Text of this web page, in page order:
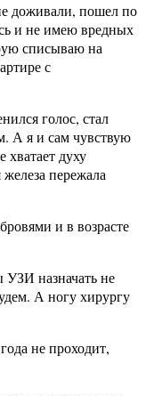
доживали, пошел по
и не имею вредных
списываю на
с
голос, стал
А я и сам чувствую
духу
пережала
и в возрасте
назначать не
А ногу хирургу
не проходит,